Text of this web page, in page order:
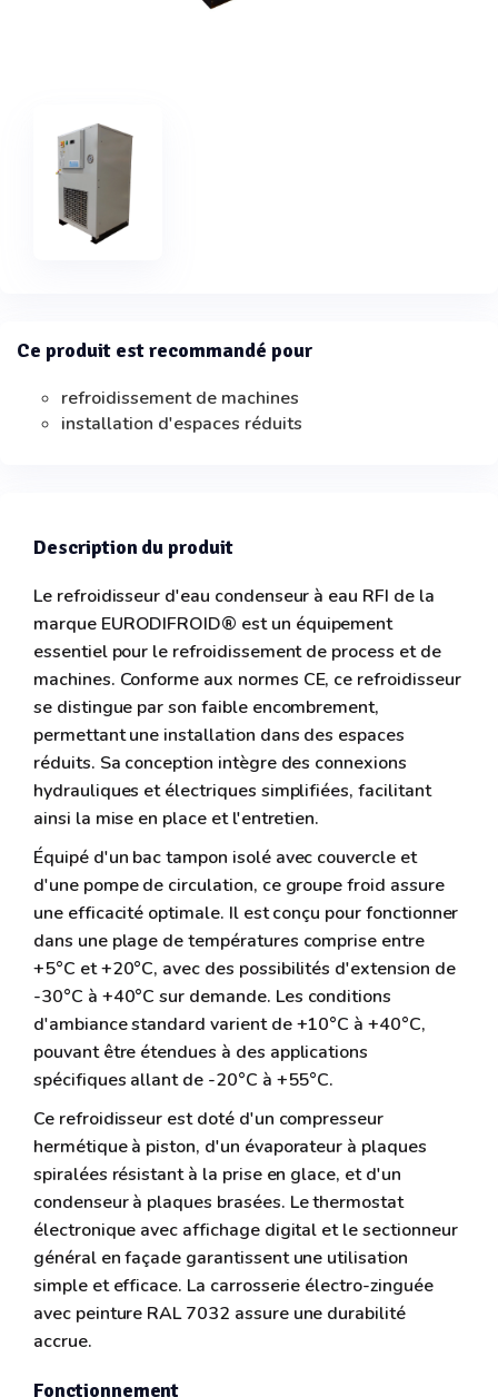
Ce produit est recommandé pour
refroidissement de machines
installation d'espaces réduits
Description du produit
Le refroidisseur d'eau condenseur à eau RFI de la
marque EURODIFROID® est un équipement
essentiel pour le refroidissement de process et de
machines. Conforme aux normes CE, ce refroidisseur
se distingue par son faible encombrement,
permettant une installation dans des espaces
réduits. Sa conception intègre des connexions
hydrauliques et électriques simplifiées, facilitant
ainsi la mise en place et l'entretien.
Équipé d'un bac tampon isolé avec couvercle et
d'une pompe de circulation, ce groupe froid assure
une efficacité optimale. Il est conçu pour fonctionner
dans une plage de températures comprise entre
+5°C et +20°C, avec des possibilités d'extension de
-30°C à +40°C sur demande. Les conditions
d'ambiance standard varient de +10°C à +40°C,
pouvant être étendues à des applications
spécifiques allant de -20°C à +55°C.
Ce refroidisseur est doté d'un compresseur
hermétique à piston, d'un évaporateur à plaques
spiralées résistant à la prise en glace, et d'un
condenseur à plaques brasées. Le thermostat
électronique avec affichage digital et le sectionneur
général en façade garantissent une utilisation
simple et efficace. La carrosserie électro-zinguée
avec peinture RAL 7032 assure une durabilité
accrue.
Fonctionnement